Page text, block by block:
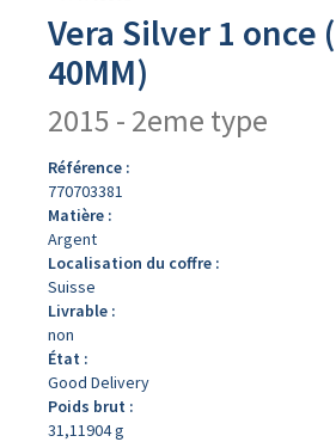
Vera Silver 1 once
40MM)
2015 - 2eme type
Référence :
770703381
Matière :
Argent
Localisation du coffre :
Suisse
Livrable :
non
État :
Good Delivery
Poids brut :
31,11904 g